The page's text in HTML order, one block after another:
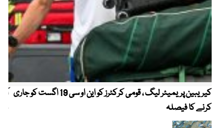
کیریبین پریمیئر لیگ ، قومی کرکٹرز کو این او سی 19 اگست کو جاری
کرنے کا فیصلہ